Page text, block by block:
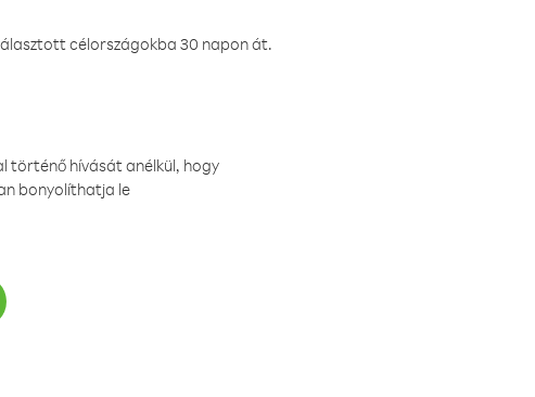
célországokba 30 napon át.
történő hívását anélkül, hogy
bonyolíthatja le